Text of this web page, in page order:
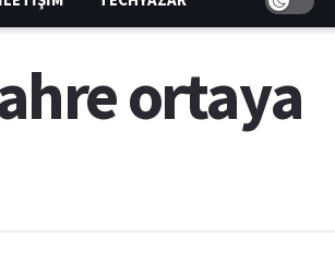
ortaya